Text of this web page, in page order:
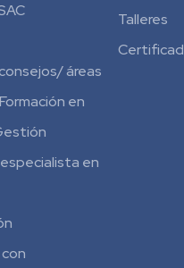
áreas
en
en
Talleres